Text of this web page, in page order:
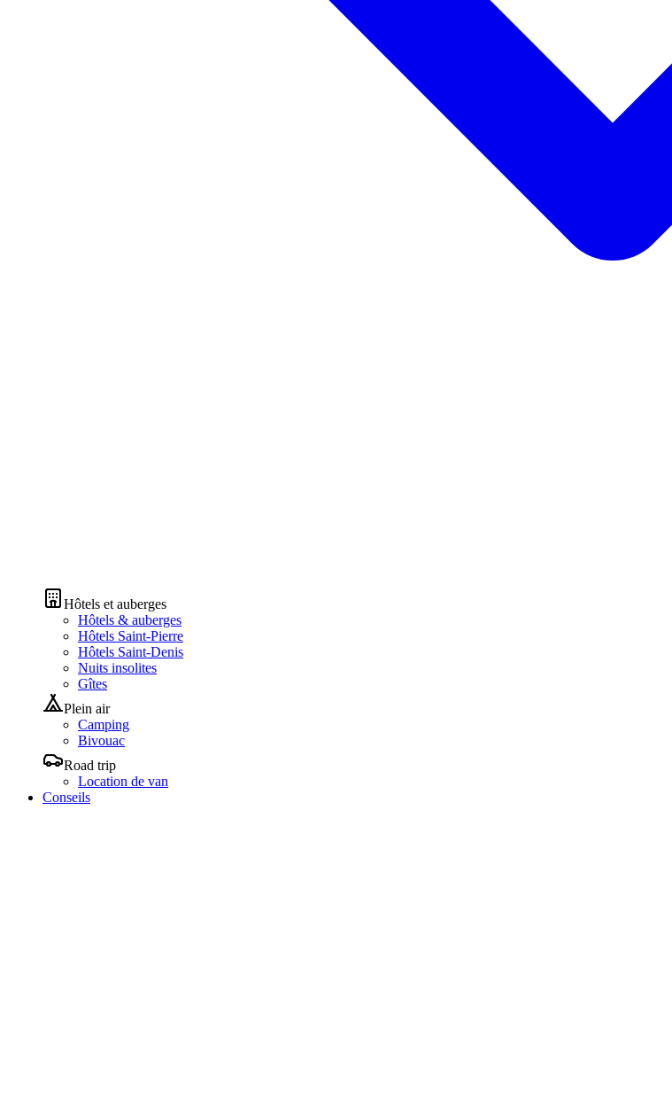
Hôtels et auberges
Hôtels & auberges
Hôtels Saint-Pierre
Hôtels Saint-Denis
Nuits insolites
Gîtes
Plein air
Camping
Bivouac
Road trip
Location de van
Conseils